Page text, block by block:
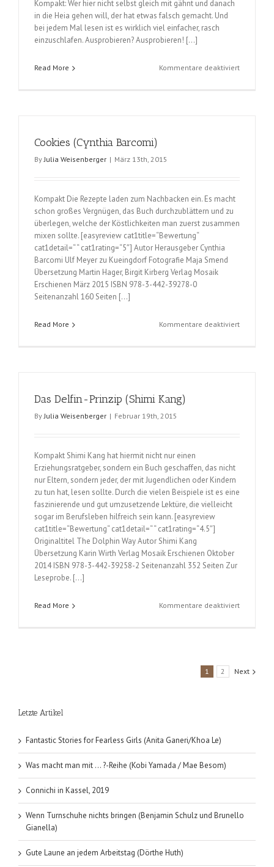
Kompakt: Wer hier nicht selbst gleich mit gähnt und danach
in die Heia gehen will, der hat etwas falsch gemacht. Und
bei jedem Mal lesen ist es wirklich viel einfacher, rasch
einzuschlafen. Ausprobieren? Ausprobieren! […]
Read More Kommentare deaktiviertfür
Cookies (Cynthia Barcomi)
ByJulia Weisenberger | März 13th, 2015
Kompakt Die Rezepte laden zum Nachbacken ein. Es macht
schon großes Vergnügen, das Buch durchzublättern und zu
überlegen, welche der Köstlichkeiten man zuerst zusammen
mixen sollte. [easyreview cat1title=“Bewertung“
cat1detail=“ “ cat1rating=“5″] Autor Herausgeber Cynthia
Barcomi Ulf Meyer zu Kueingdorf Fotografie Maja Smend
Übersetzung Martin Hager, Birgit Kirberg Verlag Mosaik
Erschienen März 2015 ISBN 978-3-442-39278-0
Seitenanzahl 160 Seiten […]
Read More Kommentare deaktiviertfür
Das Delfin-Prinzip (Shimi Kang)
ByJulia Weisenberger | Februar 19th, 2015
Kompakt Shimi Kang hat hiermit nicht nur einen
Erziehungsratgeber, sondern ein Buch geschaffen, das nicht
nur Eltern, sondern jeder, der mit Jugendlichen oder Kindern
zu tun hat, lesen sollte. Durch die vielen Beispiele ist es eine
faszinierende und gut umzusetzende Lektüre, die vielleicht
sogar im Berufsleben hilfreich sein kann. [easyreview
cat1title=“Bewertung“ cat1detail=“ “ cat1rating=“4.5″]
Originaltitel The Dolphin Way Autor Shimi Kang
Übersetzung Karin Wirth Verlag Mosaik Erschienen Oktober
2014 ISBN 978-3-442-39258-2 Seitenanzahl 352 Seiten Zur
Leseprobe. […]
Read More Kommentare deaktiviertfür
1 2 Next
Letzte Artikel
Fantastic Stories for Fearless Girls (Anita Ganeri/Khoa Le)
Was macht man mit … ?-Reihe (Kobi Yamada / Mae Besom)
Connichi in Kassel, 2019
Wenn Turnschuhe nichts bringen (Benjamin Schulz und Brunello
Gianella)
Gute Laune an jedem Arbeitstag (Dörthe Huth)